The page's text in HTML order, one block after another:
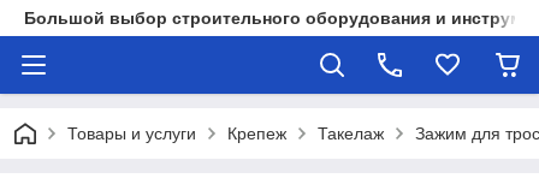
Большой выбор строительного оборудования и
Товары и услуги Крепеж Такелаж Зажим для